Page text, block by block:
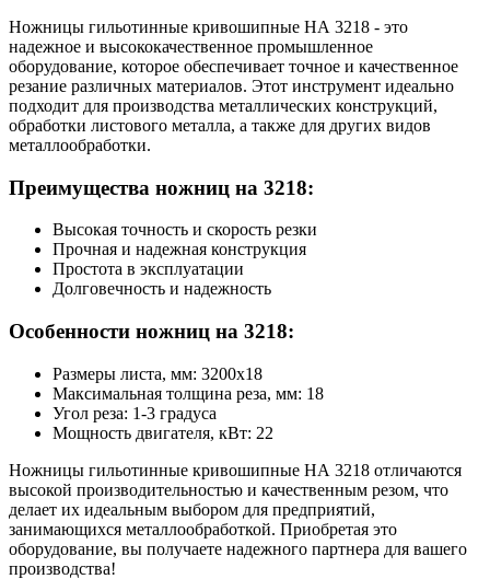
Ножницы гильотинные кривошипные НА 3218 - это
надежное и высококачественное промышленное
оборудование, которое обеспечивает точное и качественное
резание различных материалов. Этот инструмент идеально
подходит для производства металлических конструкций,
обработки листового металла, а также для других видов
металлообработки.
Преимущества ножниц на 3218:
Высокая точность и скорость резки
Прочная и надежная конструкция
Простота в эксплуатации
Долговечность и надежность
Особенности ножниц на 3218:
Размеры листа, мм: 3200x18
Максимальная толщина реза, мм: 18
Угол реза: 1-3 градуса
Мощность двигателя, кВт: 22
Ножницы гильотинные кривошипные НА 3218 отличаются
высокой производительностью и качественным резом, что
делает их идеальным выбором для предприятий,
занимающихся металлообработкой. Приобретая это
оборудование, вы получаете надежного партнера для вашего
производства!